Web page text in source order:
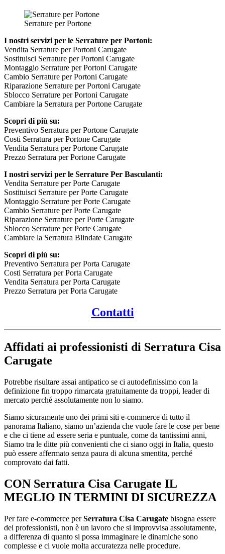
Serrature per Portone
I nostri servizi per le Serrature per Portoni:
Vendita Serrature per Portoni Carugate
Sostituisci Serrature per Portoni Carugate
Montaggio Serrature per Portoni Carugate
Cambio Serrature per Portoni Carugate
Riparazione Serrature per Portoni Carugate
Sblocco Serrature per Portoni Carugate
Cambiare la Serratura per Portone Carugate
Scopri di più su:
Preventivo Serratura per Portone Carugate
Costi Serratura per Portone Carugate
Vendita Serratura per Portone Carugate
Prezzo Serratura per Portone Carugate
I nostri servizi per le Serrature Per Basculanti:
Vendita Serrature per Porte Carugate
Sostituisci Serrature per Porte Carugate
Montaggio Serrature per Porte Carugate
Cambio Serrature per Porte Carugate
Riparazione Serrature per Porte Carugate
Sblocco Serrature per Porte Carugate
Cambiare la Serratura Blindate Carugate
Scopri di più su:
Preventivo Serratura per Porta Carugate
Costi Serratura per Porta Carugate
Vendita Serratura per Porta Carugate
Prezzo Serratura per Porta Carugate
Contatti
Affidati ai professionisti di Serratura Cisa
Carugate
Potrebbe risultare assai antipatico se ci autodefinissimo con la
definizione fin troppo rimarcata gratuitamente da troppi, leader di
mercato perché assolutamente non lo siamo.
Siamo sicuramente uno dei primi siti e-commerce di tutto il
panorama Italiano, siamo un’azienda che vuole fare le cose per bene
e che ci tiene ad essere seria e puntuale, come da tantissimi anni,
Siamo tra le ditte più convenienti che ci siano oggi in Italia, questo
può essere affermato senza paura di alcuna smentita, perché
comprovato dai fatti.
CON Serratura Cisa Carugate IL
MEGLIO IN TERMINI DI SICUREZZA
Per fare e-commerce perSerratura Cisa Carugate bisogna essere
dei professionisti, non è un lavoro che si improvvisa assolutamente,
a differenza di quanto si possa immaginare le dinamiche sono
complesse e ci vuole molta accuratezza nelle procedure.